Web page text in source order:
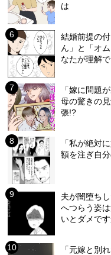
は
結婚前提の
ん」と「オ
なたが理解
「嫁に問題
母の驚きの
張!?
「私が絶対
額を注ぎ自
夫が闇堕ち
へつらう姿
いとダメです
「元嫁と別